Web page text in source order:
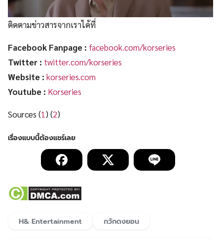
ติดตามข่าวสารจากเราได้ที่
Facebook Fanpage : facebook.com/korseries
Twitter : twitter.com/korseries
Website : korseries.com
Youtube : Korseries
Sources (1) (2)
H& Entertainment กวักดงยอน